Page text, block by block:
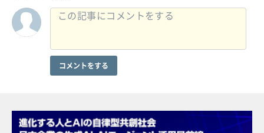
コメントをする